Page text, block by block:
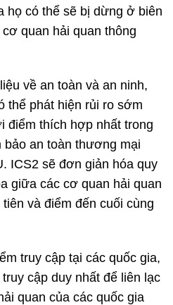
họ có thể sẽ bị dừng ở biên
quan hải quan thông
về an toàn và an ninh,
thể phát hiện rủi ro sớm
điểm thích hợp nhất trong
an toàn thương mại
ICS2 sẽ đơn giản hóa quy
giữa các cơ quan hải quan
và điểm đến cuối cùng
truy cập tại các quốc gia,
cập duy nhất để liên lạc
quan của các quốc gia